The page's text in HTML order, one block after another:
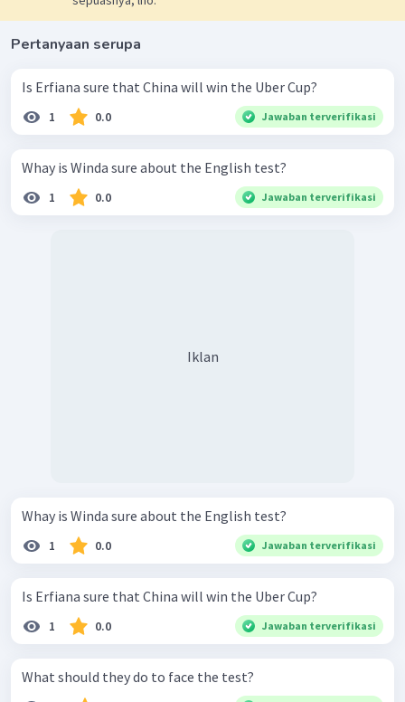
Pertanyaan serupa
Is Erfiana sure that China will win the Uber Cup?
1 0.0 Jawaban terverifikasi
Whay is Winda sure about the English test?
1 0.0 Jawaban terverifikasi
Iklan
Whay is Winda sure about the English test?
1 0.0 Jawaban terverifikasi
Is Erfiana sure that China will win the Uber Cup?
1 0.0 Jawaban terverifikasi
What should they do to face the test?